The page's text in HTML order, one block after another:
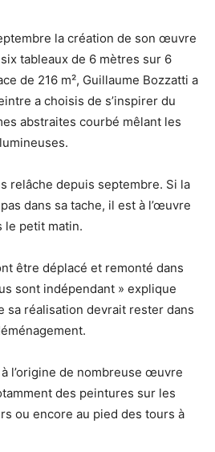
la création de son œuvre
tableaux de 6 mètres sur 6
de 216 m², Guillaume Bozzatti a
a choisis de s’inspirer du
abstraites courbé mêlant les
relâche depuis septembre. Si la
dans sa tache, il est à l’œuvre
le petit matin.
être déplacé et remonté dans
sont indépendant » explique
sa réalisation devrait rester dans
l’origine de nombreuse œuvre
des peintures sur les
ou encore au pied des tours à